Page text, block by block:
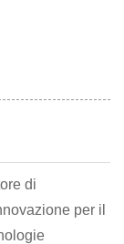
di
per il